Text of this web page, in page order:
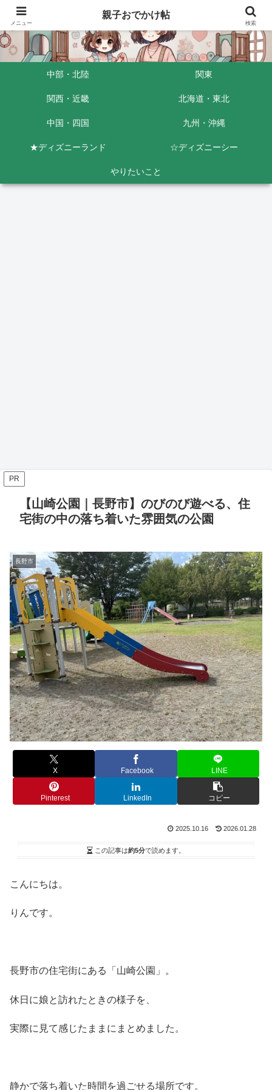
中部・北陸 関東
関西・近畿 北海道・東北
中国・四国 九州・沖縄
★ディズニーランド ☆ディズニーシー
やりたいこと
PR
【山崎公園｜長野市】のびのび遊べる、住
宅街の中の落ち着いた雰囲気の公園
長野市
X Facebook LINE
Pinterest LinkedIn コピー
2025.10.16 2026.01.28
この記事は約5分で読めます。
こんにちは。
りんです。
長野市の住宅街にある「山崎公園」。
休日に娘と訪れたときの様子を、
実際に見て感じたままにまとめました。
静かで落ち着いた時間を過ごせる場所です。
メニュー
親子おでかけ帖
検索